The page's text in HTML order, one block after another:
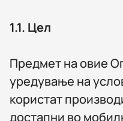
1.1. Цел
Предмет на овие
уредување на
користат
достапни во